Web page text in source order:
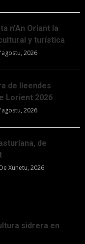
n’An Oriant la
y turística
2026
de lleendes
Lorient 2026
2026
de
Xunetu, 2026
sidrera en